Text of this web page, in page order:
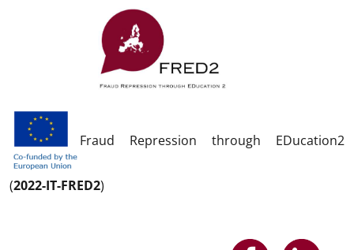
Fraud Repression through EDucation2
(2022-IT-FRED2)